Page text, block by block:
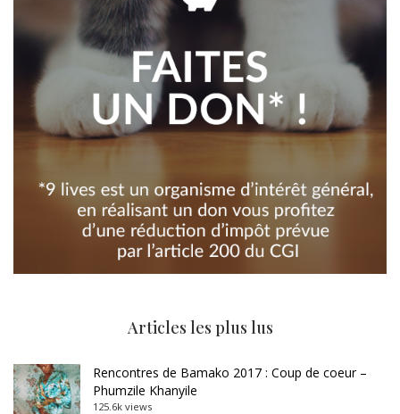
Articles les plus lus
Rencontres de Bamako 2017 : Coup de coeur –
Phumzile Khanyile
125.6k views